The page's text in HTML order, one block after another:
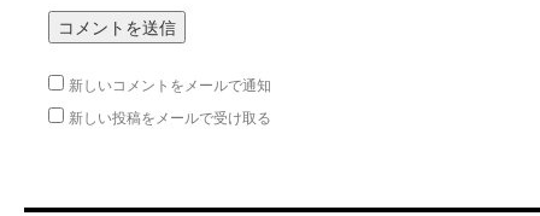
新しいコメントをメールで通知
新しい投稿をメールで受け取る